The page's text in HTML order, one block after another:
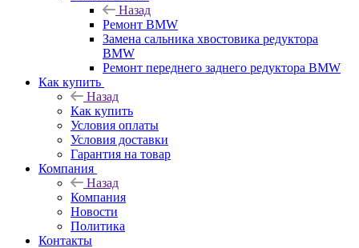
Назад
Ремонт BMW
Замена сальника хвостовика редуктора
BMW
Ремонт переднего заднего редуктора BMW
Как купить
Назад
Как купить
Условия оплаты
Условия доставки
Гарантия на товар
Компания
Назад
Компания
Новости
Политика
Контакты